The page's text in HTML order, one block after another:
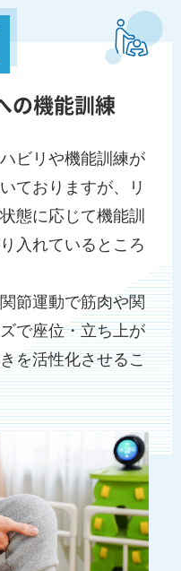
の機能訓練
ビリや機能訓練が
ておりますが、リ
態に応じて機能訓
入れているところ
節運動で筋肉や関
で座位・立ち上が
を活性化させるこ